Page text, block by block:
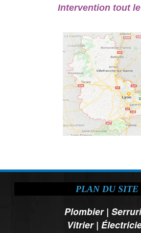
Intervention tout
PLAN DU SITE
Plombier|
Vitrier|